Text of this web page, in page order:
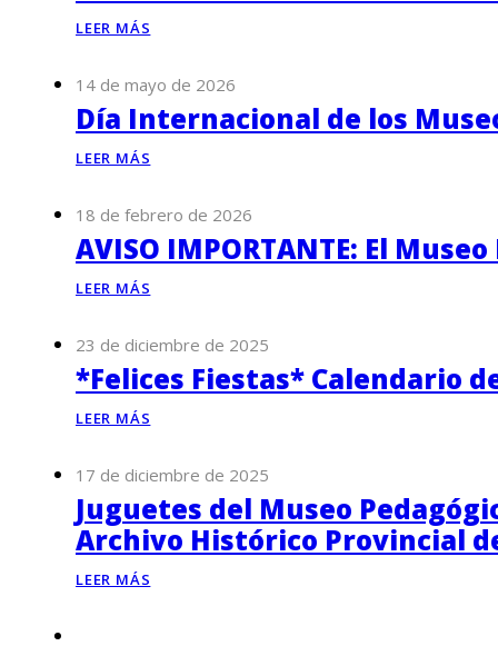
LEER MÁS
14 de mayo de 2026
Día Internacional de los
LEER MÁS
18 de febrero de 2026
AVISO IMPORTANTE: El
LEER MÁS
23 de diciembre de 2025
*Felices Fiestas* Calendario
LEER MÁS
17 de diciembre de 2025
Juguetes del Museo
Archivo Histórico Provincial
LEER MÁS